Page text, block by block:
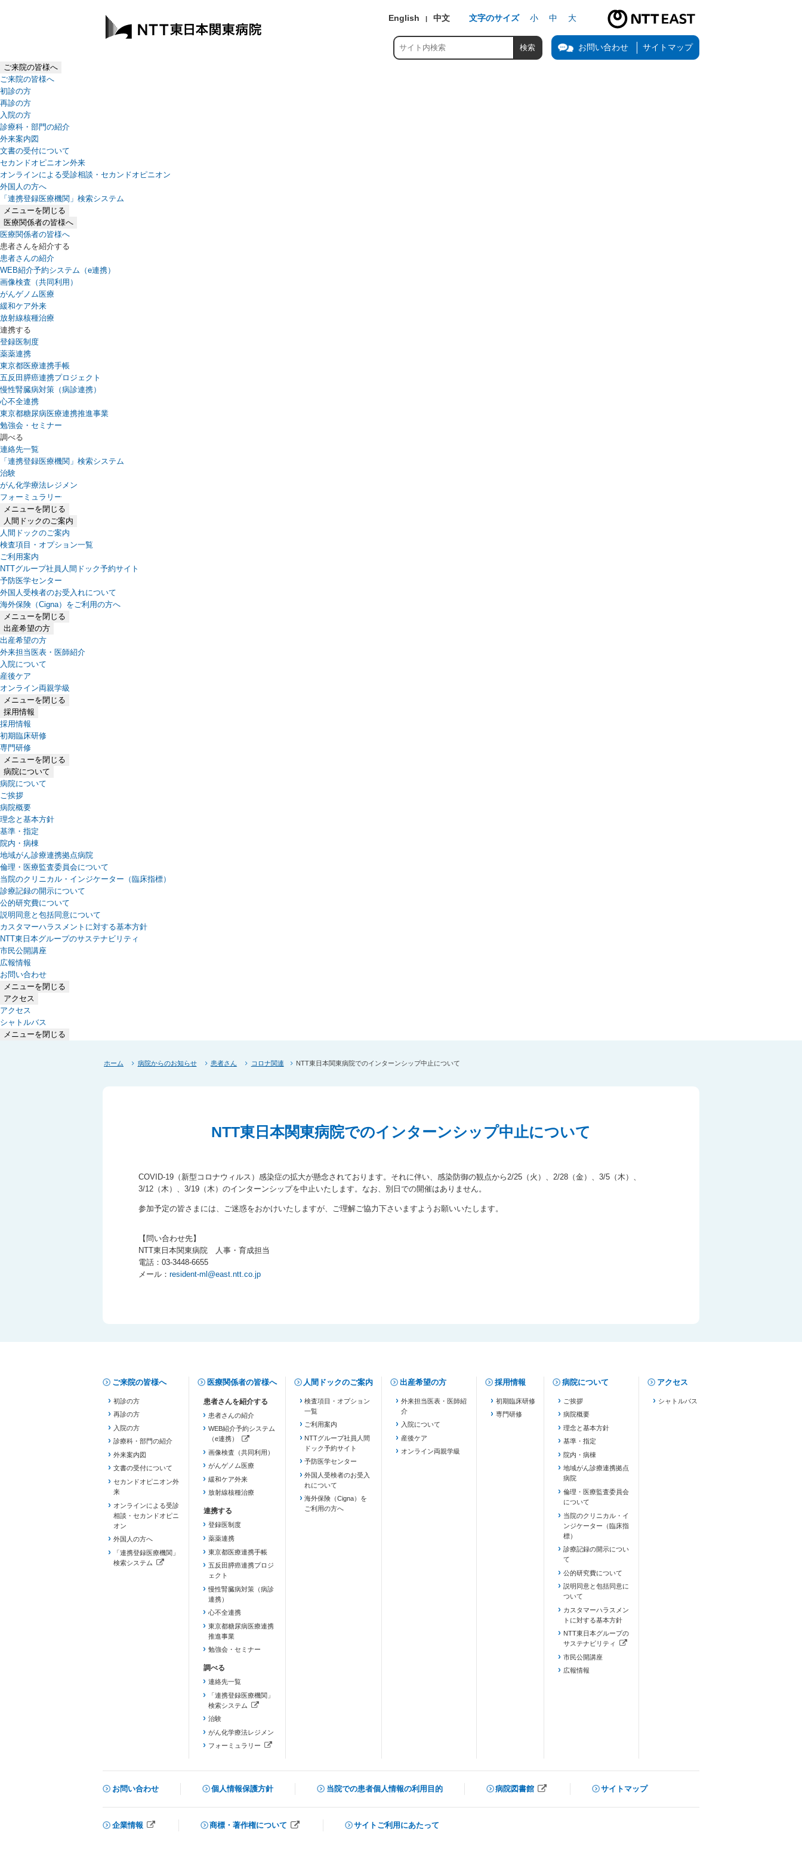
English 中文 文字のサイズ 小 中 大
NTT東日本公式サイト（新しいタブで開きます）
お問い合わせ サイトマップ
ご来院の皆様へ
ご来院の皆様へ
初診の方
再診の方
入院の方
診療科・部門の紹介
外来案内図
文書の受付について
セカンドオピニオン外来
オンラインによる受診相談・セカンドオピニオン
外国人の方へ
「連携登録医療機関」検索システム
（新しいタブで開きます）
メニューを閉じる
医療関係者の皆様へ
医療関係者の皆様へ
患者さんを紹介する
患者さんの紹介
WEB紹介予約システム（e連携）
（新しいタブで開きます）
画像検査（共同利用）
がんゲノム医療
緩和ケア外来
放射線核種治療
連携する
登録医制度
薬薬連携
東京都医療連携手帳
五反田膵癌連携プロジェクト
慢性腎臓病対策（病診連携）
心不全連携
東京都糖尿病医療連携推進事業
勉強会・セミナー
調べる
連絡先一覧
「連携登録医療機関」検索システム
（新しいタブで開きます）
治験
がん化学療法レジメン
フォーミュラリー
（PDFファイル、新しいタブで開きます）
メニューを閉じる
人間ドックのご案内
人間ドックのご案内
検査項目・オプション一覧
ご利用案内
NTTグループ社員人間ドック予約サイト
予防医学センター
外国人受検者のお受入れについて
海外保険（Cigna）をご利用の方へ
メニューを閉じる
出産希望の方
出産希望の方
外来担当医表・医師紹介
入院について
産後ケア
オンライン両親学級
メニューを閉じる
採用情報
採用情報
初期臨床研修
専門研修
メニューを閉じる
病院について
病院について
ご挨拶
病院概要
理念と基本方針
基準・指定
院内・病棟
地域がん診療連携拠点病院
倫理・医療監査委員会について
当院のクリニカル・インジケーター（臨床指標）
診療記録の開示について
公的研究費について
説明同意と包括同意について
カスタマーハラスメントに対する基本方針
NTT東日本グループのサステナビリティ
（新しいタブで開きます）
市民公開講座
広報情報
お問い合わせ
メニューを閉じる
アクセス
アクセス
シャトルバス
メニューを閉じる
ホーム 病院からのお知らせ 患者さん コロナ関連 NTT東日本関東病院でのインターンシップ中止について
NTT東日本関東病院でのインターンシップ中止について
COVID-19（新型コロナウィルス）感染症の拡大が懸念されております。それに伴い、感染防御の観点から2/25（火）、2/28（金）、3/5（木）、
3/12（木）、3/19（木）のインターンシップを中止いたします。なお、別日での開催はありません。
参加予定の皆さまには、ご迷惑をおかけいたしますが、ご理解ご協力下さいますようお願いいたします。
【問い合わせ先】
NTT東日本関東病院 人事・育成担当
電話：03-3448-6655
メール： resident-ml@east.ntt.co.jp
ご来院の皆様へ
初診の方
再診の方
入院の方
診療科・部門の紹介
外来案内図
文書の受付について
セカンドオピニオン外
来
オンラインによる受診
相談・セカンドオピニ
オン
外国人の方へ
「連携登録医療機関」
検索システム
医療関係者の皆様へ
患者さんの紹介
WEB紹介予約システム
（e連携）
（新しいタブで開きます）
画像検査（共同利用）
がんゲノム医療
緩和ケア外来
放射線核種治療
登録医制度
薬薬連携
東京都医療連携手帳
五反田膵癌連携プロジ
ェクト
慢性腎臓病対策（病診
連携）
心不全連携
東京都糖尿病医療連携
推進事業
勉強会・セミナー
連絡先一覧
「連携登録医療機関」
検索システム
（新しいタブで開きます）
治験
がん化学療法レジメン
フォーミュラリー
人間ドックのご案内
検査項目・オプション
一覧
ご利用案内
NTTグループ社員人間
ドック予約サイト
予防医学センター
外国人受検者のお受入
れについて
海外保険（Cigna）を
ご利用の方へ
出産希望の方
外来担当医表・医師紹
介
入院について
産後ケア
オンライン両親学級
採用情報
初期臨床研修
専門研修
病院について
ご挨拶
病院概要
理念と基本方針
基準・指定
院内・病棟
地域がん診療連携拠点
病院
倫理・医療監査委員会
について
当院のクリニカル・イ
ンジケーター（臨床指
標）
診療記録の開示につい
て
公的研究費について
説明同意と包括同意に
ついて
カスタマーハラスメン
トに対する基本方針
NTT東日本グループの
サステナビリティ
（新しいタブで開きます）
市民公開講座
広報情報
アクセス
シャトルバス
お問い合わせ 個人情報保護方針 当院での患者個人情報の利用目的
病院図書館
サイトマップ
企業情報
商標・著作権について
サイトご利用にあたって